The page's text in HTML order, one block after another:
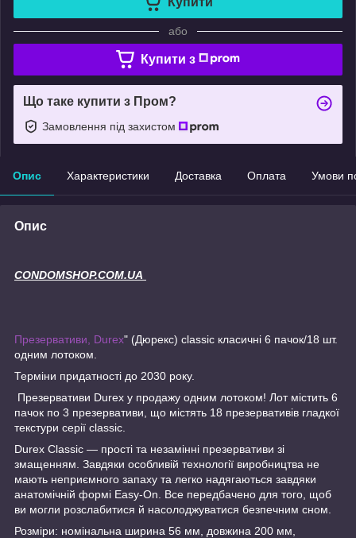
або
Купити з
Що таке купити з Пром?
Замовлення під захистом
Опис Характеристики Доставка Оплата Умови
Опис
CONDOMSHOP.COM.UA
Презервативи, Durex" (Дюрекс) classic класичні 6 пачок/18 шт.
одним лотоком.
Терміни придатності до 2030 року.
Презервативи Durex у продажу одним лотоком! Лот містить 6
пачок по 3 презервативи, що містять 18 презервативів гладкої
текстури серії classic.
Durex Classic — прості та незамінні презервативи зі
змащенням. Завдяки особливій технології виробництва не
мають неприємного запаху та легко надягаються завдяки
анатомічній формі Easy-On. Все передбачено для того, щоб
ви могли розслабитися й насолоджуватися безпечним сном.
Розміри: номінальна ширина 56 мм, довжина 200 мм,